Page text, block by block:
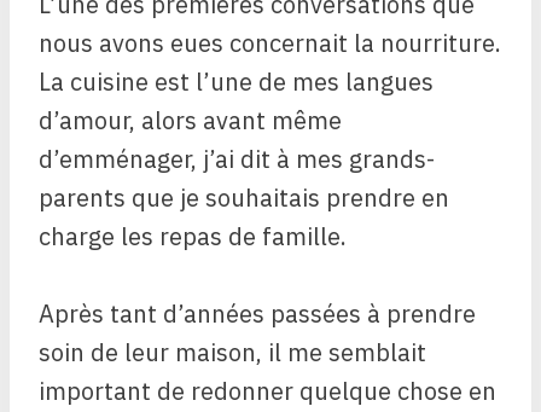
nous avons eues concernait la nourriture.
La cuisine est l’une de mes langues
d’amour, alors avant même
d’emménager, j’ai dit à mes grands-
parents que je souhaitais prendre en
charge les repas de famille.
Après tant d’années passées à prendre
soin de leur maison, il me semblait
important de redonner quelque chose en